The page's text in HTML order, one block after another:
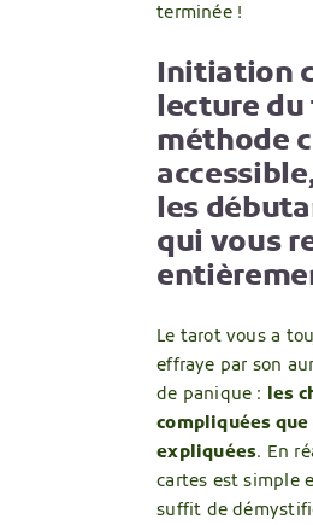
terminée !
Initiation
lecture du
méthode
les
qui vous
Le tarot vous a
effraye par son
de panique : les
compliquées
expliquées. En
cartes est simple
suffit de